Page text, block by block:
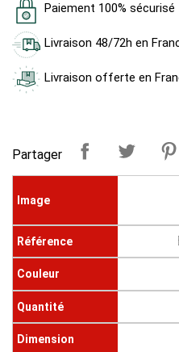
Paiement 100% sécurisé
Livraison 48/72h en
Livraison offerte en
Partager